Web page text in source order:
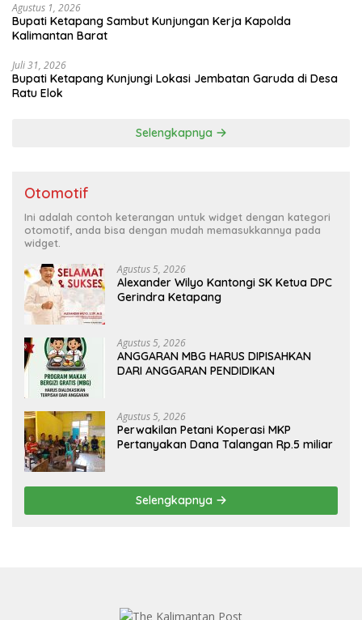
Agustus 1, 2026
Bupati Ketapang Sambut Kunjungan Kerja Kapolda
Kalimantan Barat
Juli 31, 2026
Bupati Ketapang Kunjungi Lokasi Jembatan Garuda di Desa
Ratu Elok
Selengkapnya
Otomotif
Ini adalah contoh keterangan untuk widget dengan kategori
otomotif, anda bisa dengan mudah memasukkannya pada
widget.
Agustus 5, 2026
Alexander Wilyo Kantongi SK Ketua DPC
Gerindra Ketapang
Agustus 5, 2026
ANGGARAN MBG HARUS DIPISAHKAN
DARI ANGGARAN PENDIDIKAN
Agustus 5, 2026
Perwakilan Petani Koperasi MKP
Pertanyakan Dana Talangan Rp.5 miliar
Selengkapnya